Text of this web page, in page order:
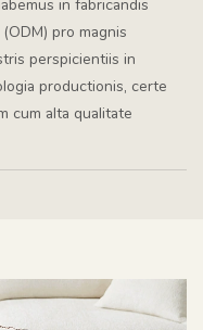
in fabricandis
pro magnis
perspicientiis in
productionis, certe
cum alta qualitate